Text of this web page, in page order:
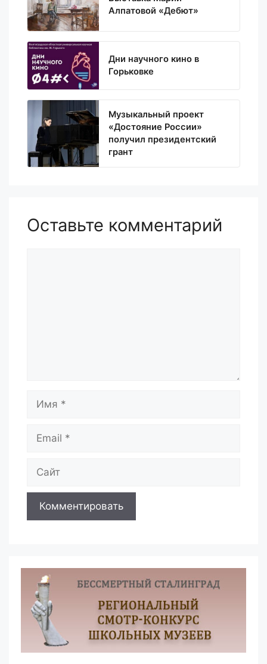
Алпатовой «Дебют»
Дни научного кино в
Горьковке
Музыкальный проект
«Достояние России»
получил президентский
грант
Оставьте комментарий